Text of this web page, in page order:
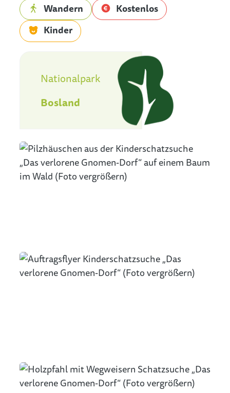
Wandern
Kostenlos
Kinder
Nationaal Park Bosland
Nationalpark
Bosland